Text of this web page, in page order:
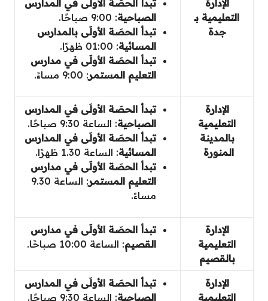
الإدارة
التعليمية بـ
جدة
تبدأ الحصَة الأولَى في المدارس
الصباحية: 9:00 صباحًا.
تبدأ الحصَة الأولَى بالمدارس
المسائية: 01:00 ظهرًا.
تبدأ الحصَة الأولَى في مدارس
التعليم المستمر: 9:00 مساءً.
الإدارة
التعليمية
بالمدينة
المنورة
تبدأ الحصَة الأولَى في المدارس
الصباحية: الساعة 9:30 صباحًا.
تبدأ الحصَة الأولَى في المدارس
المسائية: الساعة 1.30 ظهرًا.
تبدأ الحصَة الأولَى في مدارس
التعليم المستمر
: الساعة 9.30
مساءً.
الإدارة
التعليمية
بالقصيم
تبدأ الحصَة الأولَى في مدارس
القصيم: الساعة 10:00 صباحًا.
الإدارة
التعليمية
تبدأ الحصَة الأولَى في المدارس
الصباحية: الساعة 9:30 صباحًا.